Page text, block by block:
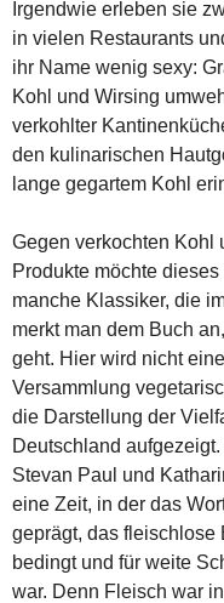
Irgendwie erleben sie
in vielen Restaurants
ihr Name wenig sexy:
Kohl und Wirsing
verkohlter
den kulinarischen
lange gegartem Kohl
Gegen verkochten Kohl
Produkte möchte
manche Klassiker, die
merkt man dem Buch
geht. Hier wird nicht
Versammlung
die Darstellung der
Deutschland
Stevan Paul und
eine Zeit, in der das
geprägt, das fleischlose
bedingt und für weite
war. Denn Fleisch war